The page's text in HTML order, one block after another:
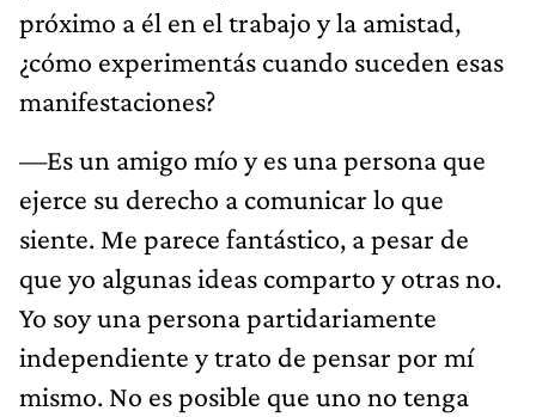
próximo a él en el trabajo y la amistad,
¿cómo experimentás cuando suceden esas
manifestaciones?
—Es un amigo mío y es una persona que
ejerce su derecho a comunicar lo que
siente. Me parece fantástico, a pesar de
que yo algunas ideas comparto y otras no.
Yo soy una persona partidariamente
independiente y trato de pensar por mí
mismo. No es posible que uno no tenga